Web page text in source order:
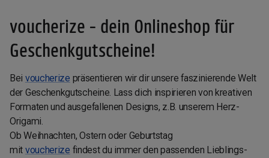
voucherize - dein Onlineshop für
Geschenkgutscheine!
Bei voucherize präsentieren wir dir unsere faszinierende Welt
der Geschenkgutscheine. Lass dich inspirieren von kreativen
Formaten und ausgefallenen Designs, z.B. unserem Herz-
Origami.
Ob Weihnachten, Ostern oder Geburtstag
mit voucherize findest du immer den passenden Lieblings-